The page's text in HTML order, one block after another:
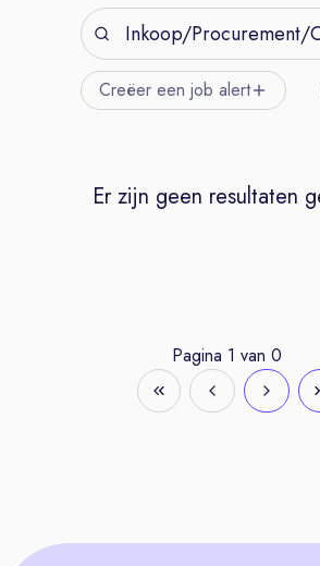
Creëer een job alert
Er zijn geen resultaten
Pagina 1 van 0